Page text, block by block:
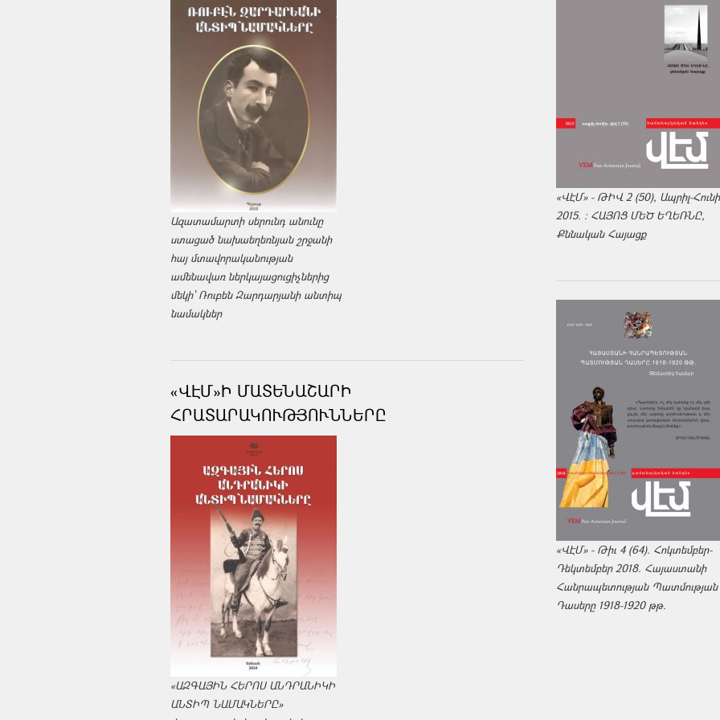
Ազատամարտի սերունդ անունը
ստացած նախաեղեռնյան շրջանի
հայ մտավորականության
ամենավառ ներկայացուցիչներից
մեկի՝ Ռուբեն Զարդարյանի անտիպ
նամակներ
«ՎԷՄ»Ի ՄԱՏԵՆԱՇԱՐԻ
ՀՐԱՏԱՐԱԿՈՒԹՅՈՒՆՆԵՐԸ
«ԱԶԳԱՅԻՆ ՀԵՐՈՍ ԱՆԴՐԱՆԻԿԻ
ԱՆՏԻՊ ՆԱՄԱԿՆԵՐԸ»
«ՎԷՄ» - ԹԻՎ 2 (50), Ապրիլ-
2015. : ՀԱՅՈՑ ՄԵԾ ԵՂԵՌՆԸ,
Քննական Հայացք
«ՎԷՄ» - Թիւ 4 (64). Հոկտեմբեր-
Դեկտեմբեր 2018. Հայաստանի
Հանրապետության Պատմության
Դասերը 1918-1920 թթ.